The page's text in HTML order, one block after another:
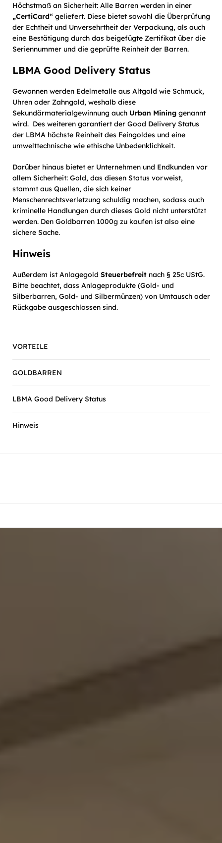
Höchstmaß an Sicherheit: Alle Barren werden in einer
„CertiCard“ geliefert. Diese bietet sowohl die Überprüfung
der Echtheit und Unversehrtheit der Verpackung, als auch
eine Bestätigung durch das beigefügte Zertifikat über die
Seriennummer und die geprüfte Reinheit der Barren.
LBMA Good Delivery Status
Gewonnen werden Edelmetalle aus Altgold wie Schmuck,
Uhren oder Zahngold, weshalb diese
Sekundärmaterialgewinnung auch Urban Mining genannt
wird. Des weiteren garantiert der Good Delivery Status
der LBMA höchste Reinheit des Feingoldes und eine
umwelttechnische wie ethische Unbedenklichkeit.
Darüber hinaus bietet er Unternehmen und Endkunden vor
allem Sicherheit: Gold, das diesen Status vorweist,
stammt aus Quellen, die sich keiner
Menschenrechtsverletzung schuldig machen, sodass auch
kriminelle Handlungen durch dieses Gold nicht unterstützt
werden. Den Goldbarren 1000g zu kaufen ist also eine
sichere Sache.
Hinweis
Außerdem ist Anlagegold Steuerbefreit nach § 25c UStG.
Bitte beachtet, dass Anlageprodukte (Gold- und
Silberbarren, Gold- und Silbermünzen) von Umtausch oder
Rückgabe ausgeschlossen sind.
VORTEILE
GOLDBARREN
LBMA Good Delivery Status
Hinweis